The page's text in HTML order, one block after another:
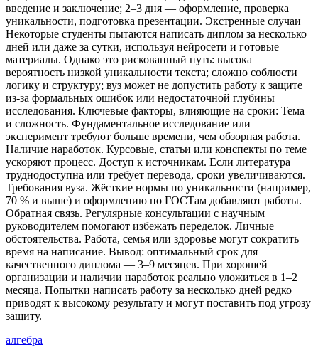
введение и заключение; 2–3 дня — оформление, проверка
уникальности, подготовка презентации. Экстренные случаи
Некоторые студенты пытаются написать диплом за несколько
дней или даже за сутки, используя нейросети и готовые
материалы. Однако это рискованный путь: высока
вероятность низкой уникальности текста; сложно соблюсти
логику и структуру; вуз может не допустить работу к защите
из‑за формальных ошибок или недостаточной глубины
исследования. Ключевые факторы, влияющие на сроки: Тема
и сложность. Фундаментальное исследование или
эксперимент требуют больше времени, чем обзорная работа.
Наличие наработок. Курсовые, статьи или конспекты по теме
ускоряют процесс. Доступ к источникам. Если литература
труднодоступна или требует перевода, сроки увеличиваются.
Требования вуза. Жёсткие нормы по уникальности (например,
70 % и выше) и оформлению по ГОСТам добавляют работы.
Обратная связь. Регулярные консультации с научным
руководителем помогают избежать переделок. Личные
обстоятельства. Работа, семья или здоровье могут сократить
время на написание. Вывод: оптимальный срок для
качественного диплома — 3–9 месяцев. При хорошей
организации и наличии наработок реально уложиться в 1–2
месяца. Попытки написать работу за несколько дней редко
приводят к высокому результату и могут поставить под угрозу
защиту.
алгебра